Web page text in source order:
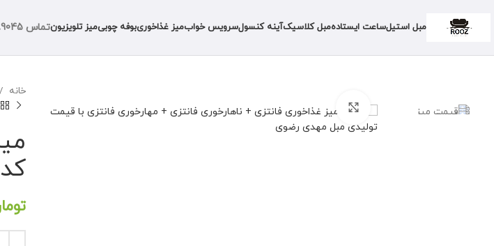
مبل استیلساعت ایستادهمبل کلاسیکآینه کنسولسرویس خوابمیز غذاخوریبوفه چوبیمیز تلویزیونتماس
برای بزرگنمایی کلیک کنید
خانه
کد 03